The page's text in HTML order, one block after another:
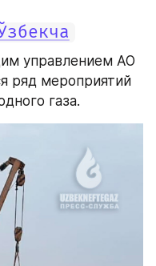
управлением АО
ряд мероприятий
газа.